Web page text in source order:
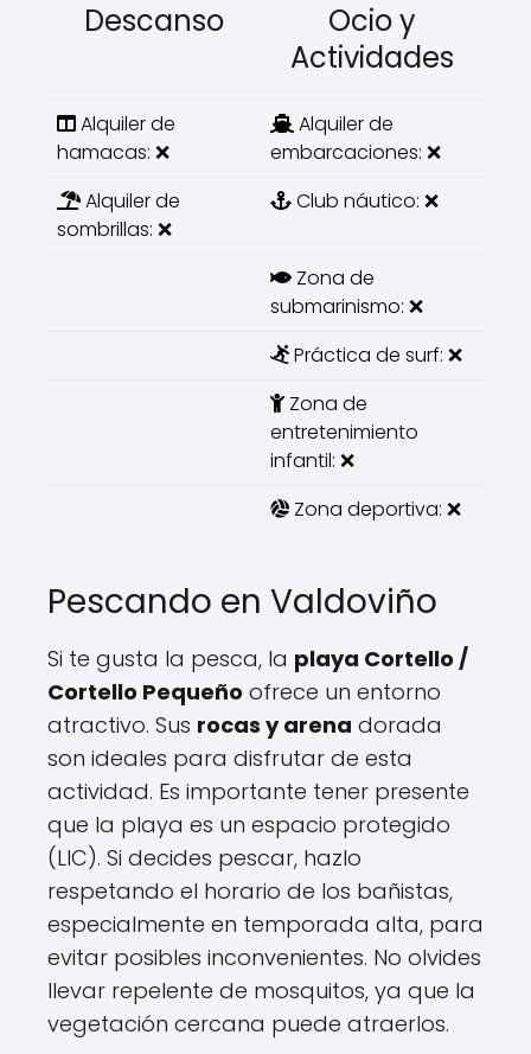
Descanso
Ocio y
Actividades
Alquiler de
hamacas: ❌
Alquiler de
embarcaciones: ❌
Alquiler de
sombrillas: ❌
Club náutico: ❌
Zona de
submarinismo: ❌
Práctica de surf: ❌
Zona de
entretenimiento
infantil: ❌
Zona deportiva: ❌
Pescando en Valdoviño
Si te gusta la pesca, la playa Cortello /
Cortello Pequeño ofrece un entorno
atractivo. Sus rocas y arena dorada
son ideales para disfrutar de esta
actividad. Es importante tener presente
que la playa es un espacio protegido
(LIC). Si decides pescar, hazlo
respetando el horario de los bañistas,
especialmente en temporada alta, para
evitar posibles inconvenientes. No olvides
llevar repelente de mosquitos, ya que la
vegetación cercana puede atraerlos.